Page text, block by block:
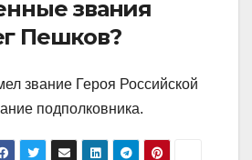
звания
Пешков?
звание Героя Российской
подполковника.